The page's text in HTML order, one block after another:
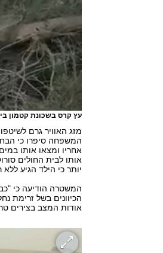
עץ קרס בשכונת קטמון
מזג האוויר גרם
המשפחה סיפרו כי
אחריו ומצאו אותו
אותו לבית החולים
יותר כי הילד הגיע ללא
הכיוונים בשל זרימת
אודות המצב בצירים